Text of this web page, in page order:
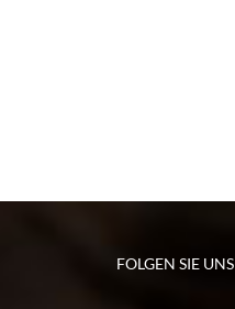
FOLGEN SIE UNS